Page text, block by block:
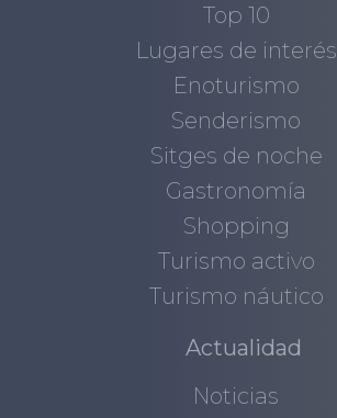
Top 10
Lugares de interés
Enoturismo
Senderismo
Sitges de noche
Gastronomía
Shopping
Turismo activo
Turismo náutico
Actualidad
Noticias